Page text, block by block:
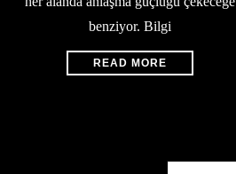
benziyor. Bilgi
READ MORE